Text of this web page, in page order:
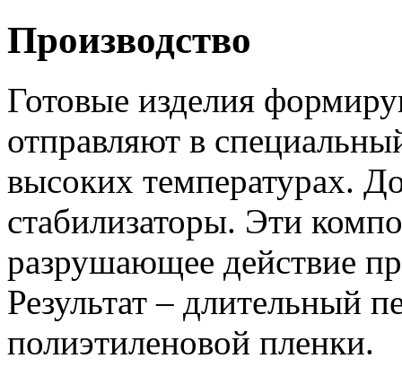
Производство
Готовые изделия
отправляют в
высоких температурах.
стабилизаторы. Эти
разрушающее действие
Результат – длительный
полиэтиленовой пленки.